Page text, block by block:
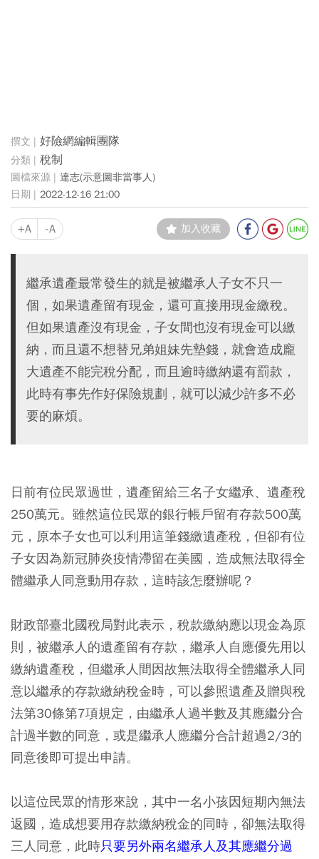
好險網編輯團隊
稅制
達志(示意圖非當事人)
2022-12-16 21:00
+A -A 加入收藏
繼承遺產最常發生的就是被繼承人子女不只一
個，如果遺產留有現金，還可直接用現金繳稅。
但如果遺產沒有現金，子女間也沒有現金可以繳
納，而且還不想替兄弟姐妹先墊錢，就會造成龐
大遺產不能完稅分配，而且逾時繳納還有罰款，
此時有事先作好保險規劃，就可以減少許多不必
要的麻煩。
日前有位民眾過世，遺產留給三名子女繼承、遺產稅
250萬元。雖然這位民眾的銀行帳戶留有存款500萬
元，原本子女也可以利用這筆錢繳遺產稅，但卻有位
子女因為新冠肺炎疫情滯留在美國，造成無法取得全
體繼承人同意動用存款，這時該怎麼辦呢？
財政部臺北國稅局對此表示，稅款繳納應以現金為原
則，被繼承人的遺產留有存款，繼承人自應優先用以
繳納遺產稅，但繼承人間因故無法取得全體繼承人同
意以繼承的存款繳納稅金時，可以參照遺產及贈與稅
法第30條第7項規定，由繼承人過半數及其應繼分合
計過半數的同意，或是繼承人應繼分合計超過2/3的
同意後即可提出申請。
以這位民眾的情形來說，其中一名小孩因短期內無法
返國，造成想要用存款繳納稅金的同時，卻無法取得
三人同意，此時只要另外兩名繼承人及其應繼分過